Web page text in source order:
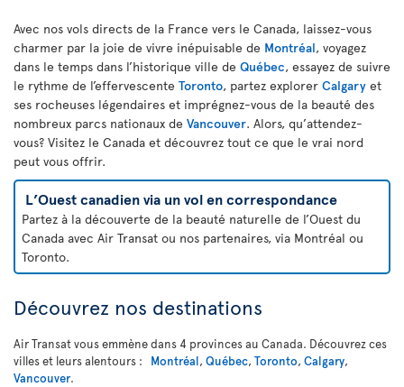
Avec nos vols directs de la France vers le Canada, laissez-vous
charmer par la joie de vivre inépuisable de Montréal, voyagez
dans le temps dans l’historique ville de Québec, essayez de suivre
le rythme de l’effervescente Toronto, partez explorer Calgary et
ses rocheuses légendaires et imprégnez-vous de la beauté des
nombreux parcs nationaux de Vancouver. Alors, qu’attendez-
vous? Visitez le Canada et découvrez tout ce que le vrai nord
peut vous offrir.
L’Ouest canadien via un vol en correspondance
Partez à la découverte de la beauté naturelle de l’Ouest du
Canada avec Air Transat ou nos partenaires, via Montréal ou
Toronto.
Découvrez nos destinations
Air Transat vous emmène dans 4 provinces au Canada. Découvrez ces
villes et leurs alentours : Montréal, Québec, Toronto, Calgary,
Vancouver.